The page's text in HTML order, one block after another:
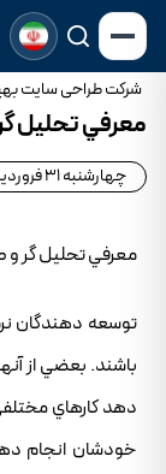
شرکت طراحی سایت
معرفي تحليل گر
چهارشنبه 31 فروردین 1401
معرفي تحليل گر و
توسعه دهندگان
باشند. بعضي از
دهد کارهاي
خودشان انجام